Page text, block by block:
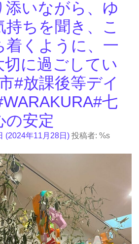
添いながら、ゆ
持ちを聞き、こ
着くように、一
切に過ごしてい
#放課後等デイ
七
の安定
(2024年11月28日) 投稿者: %s